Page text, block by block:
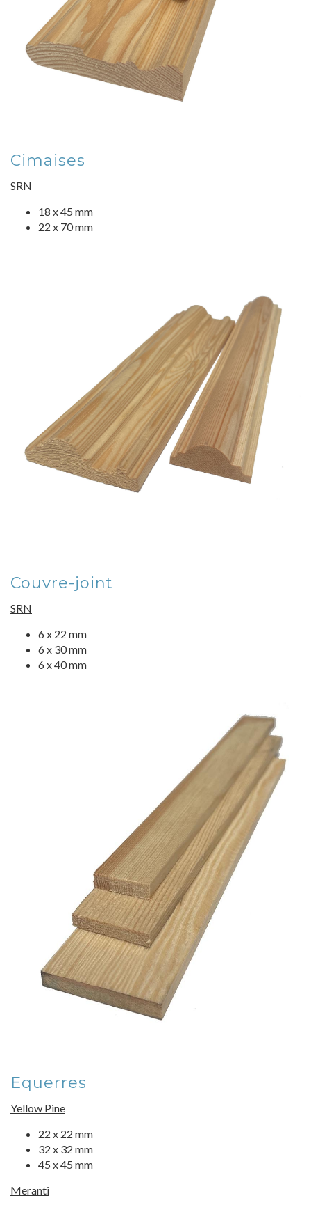
Cimaises
SRN
18 x 45 mm
22 x 70 mm
Couvre-joint
SRN
6 x 22 mm
6 x 30 mm
6 x 40 mm
Equerres
Yellow Pine
22 x 22 mm
32 x 32 mm
45 x 45 mm
Meranti